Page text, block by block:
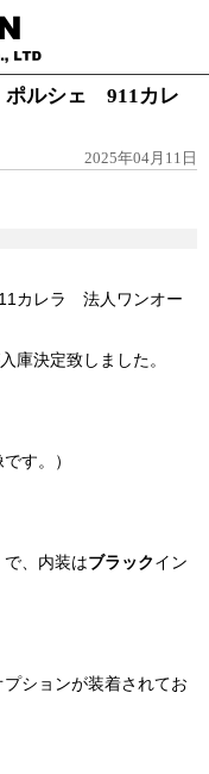
ポルシェ 911カレ
2025年04月11日
カレラ 法人ワンオー
庫決定致しました。
す。）
で、 内装はブラック イン
ションが装着されてお